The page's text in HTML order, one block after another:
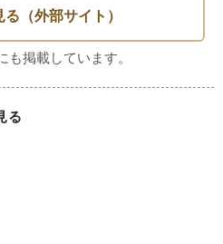
みに悩まされることもありま
テナンス不要*
る